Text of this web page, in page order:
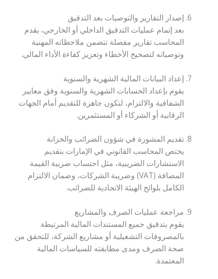
إصدار التقارير والتوصيات بعد التدقيق
بعد إتمام عمليات التدقيق الداخلي أو الخارجي، يقدم
المحاسب تقارير مفصلة تتضمن ملاحظاته المهنية
وتوصياته لتصحيح الأخطاء وتعزيز كفاءة الأداء المالي.
إعداد البيانات المالية الشهرية والسنوية
يقوم بإعداد الحسابات الشهرية والسنوية وفق معايير
الشفافية والالتزام، لتكون جاهزة للتقديم أمام الجهات
الرقابية أو الشركاء أو المستثمرين.
تقديم المشورة في شؤون الضرائب والخزانة
يختص المحاسب القانوني في الإمارات بتقديم
الاستشارات الضريبية، مثل احتساب ضريبة القيمة
المضافة (VAT) وضريبة الشركات، وضمان الالتزام
الكامل بلوائح الهيئة الاتحادية للضرائب.
مراجعة عمليات الصرف والمشاريع
يقوم بتدقيق جميع المستندات المالية المرتبطة
بالمصروفات التشغيلية أو مشاريع الشركة، للتحقق من
صحة الصرف ومدى مطابقته للسياسات المالية
المعتمدة.